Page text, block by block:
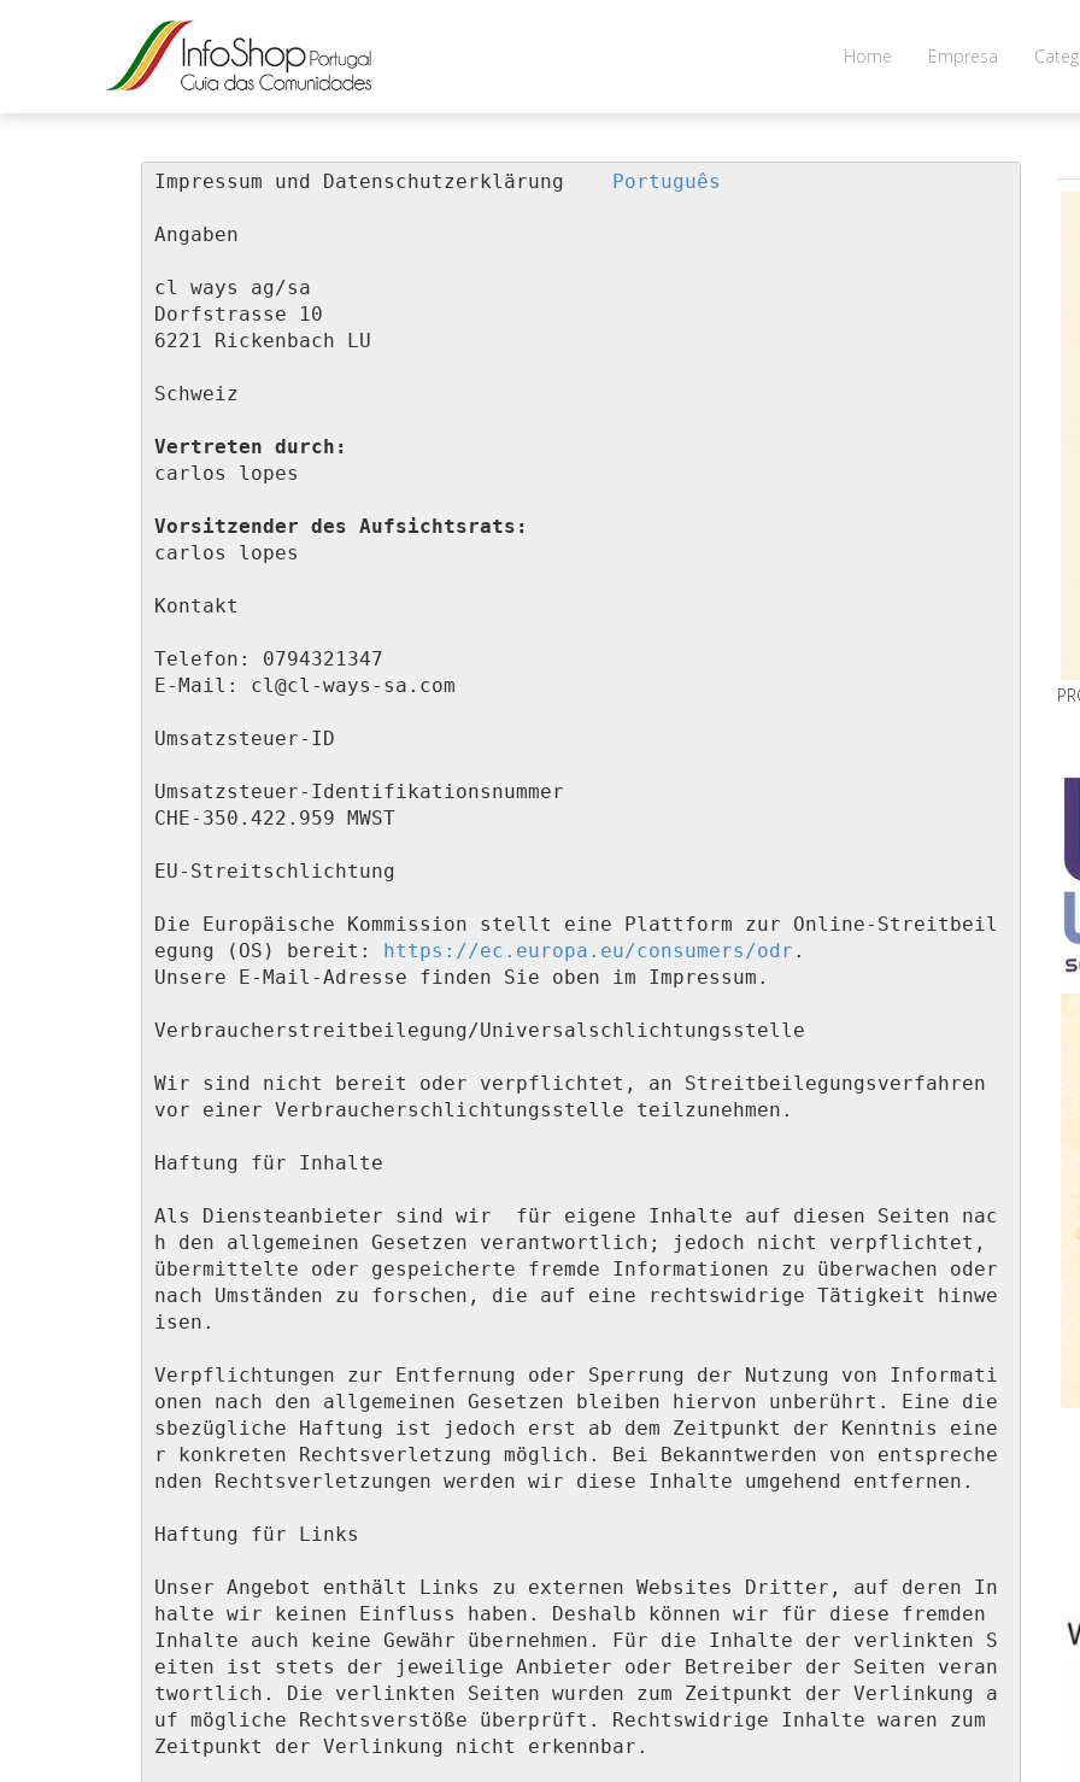
Home Empresa
Impressum und Datenschutzerklärung Português
Angaben
cl ways ag/sa
Dorfstrasse 10
6221 Rickenbach LU
Schweiz
Vertreten durch:
carlos lopes
Vorsitzender des Aufsichtsrats:
carlos lopes
Kontakt
Telefon: 0794321347
E-Mail: cl@cl-ways-sa.com
Umsatzsteuer-ID
Umsatzsteuer-Identifikationsnummer
CHE-350.422.959 MWST
EU-Streitschlichtung
Die Europäische Kommission stellt eine Plattform zur Online-Streitbeil
egung (OS) bereit:
https://ec.europa.eu/consumers/odr .
Unsere E-Mail-Adresse finden Sie oben im Impressum.
Verbraucher­streit­beilegung/Universal­schlichtungs­stelle
Wir sind nicht bereit oder verpflichtet, an Streitbeilegungsverfahren
vor einer Verbraucherschlichtungsstelle teilzunehmen.
Haftung für Inhalte
Als Diensteanbieter sind wir  für eigene Inhalte auf diesen Seiten nac
h den allgemeinen Gesetzen verantwortlich; jedoch nicht verpflichtet,
übermittelte oder gespeicherte fremde Informationen zu überwachen oder
nach Umständen zu forschen, die auf eine rechtswidrige Tätigkeit hinwe
isen.
Verpflichtungen zur Entfernung oder Sperrung der Nutzung von Informati
onen nach den allgemeinen Gesetzen bleiben hiervon unberührt. Eine die
sbezügliche Haftung ist jedoch erst ab dem Zeitpunkt der Kenntnis eine
r konkreten Rechtsverletzung möglich. Bei Bekanntwerden von entspreche
nden Rechtsverletzungen werden wir diese Inhalte umgehend entfernen.
Haftung für Links
Unser Angebot enthält Links zu externen Websites Dritter, auf deren In
halte wir keinen Einfluss haben. Deshalb können wir für diese fremden
Inhalte auch keine Gewähr übernehmen. Für die Inhalte der verlinkten S
eiten ist stets der jeweilige Anbieter oder Betreiber der Seiten veran
twortlich. Die verlinkten Seiten wurden zum Zeitpunkt der Verlinkung a
uf mögliche Rechtsverstöße überprüft. Rechtswidrige Inhalte waren zum
Zeitpunkt der Verlinkung nicht erkennbar.